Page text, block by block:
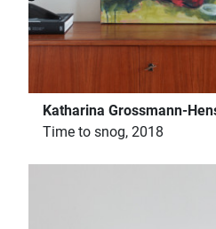
Katharina Grossmann-
Time to snog, 2018